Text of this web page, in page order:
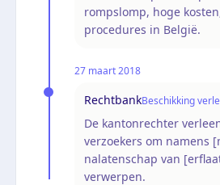
rompslomp, hoge
procedures in België.
27 maart 2018
RechtbankBeschikking
De kantonrechter
verzoekers om namens
nalatenschap van
verwerpen.